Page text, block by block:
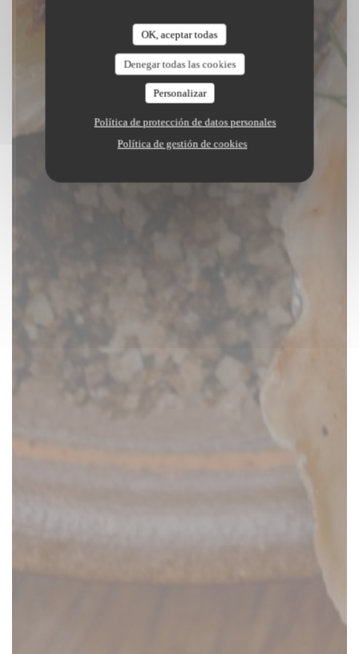
OK, aceptar todas
Denegar todas las cookies
Personalizar
Política de protección de datos personales
Política de gestión de cookies